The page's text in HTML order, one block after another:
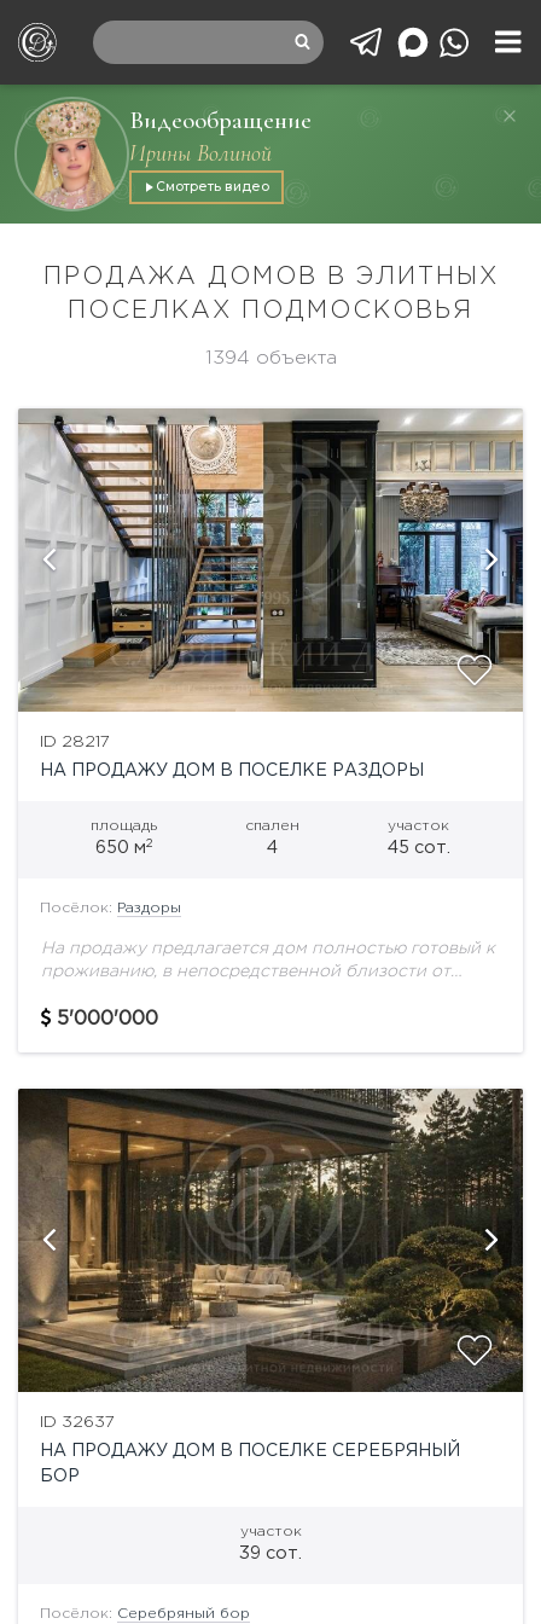
Видеообращение
Ирины Волиной
Смотреть видео
ПРОДАЖА ДОМОВ В ЭЛИТНЫХ
ПОСЕЛКАХ ПОДМОСКОВЬЯ
1394 объекта
ID 28217
НА ПРОДАЖУ ДОМ В ПОСЕЛКЕ РАЗДОРЫ
площадь
650 м2
спален
4
участок
45 сот.
Посёлок: Раздоры
На продажу предлагается дом полностью готовый к
проживанию, в непосредственной близости от
гардеробная, сигарная комната, кухня, столовая,
5'000'000
ID 32637
НА ПРОДАЖУ ДОМ В ПОСЕЛКЕ СЕРЕБРЯНЫЙ
БОР
участок
39 сот.
Посёлок: Серебряный бор